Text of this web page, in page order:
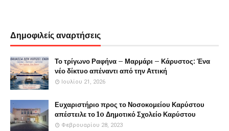
Δημοφιλείς αναρτήσεις
Το τρίγωνο Ραφήνα – Μαρμάρι – Κάρυστος: Ένα
νέο δίκτυο απέναντι από την Αττική
Ιουλίου 21, 2026
Ευχαριστήριο προς το Νοσοκομείου Καρύστου
απέστειλε το 1o Δημοτικό Σχολείο Καρύστου
Φεβρουαρίου 28, 2023